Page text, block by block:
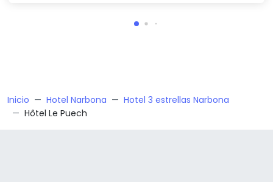
Inicio Hotel Narbona
Hotel 3 estrellas Narbona
Hôtel Le Puech